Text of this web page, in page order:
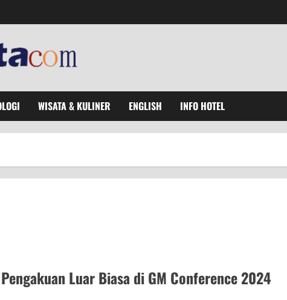
WISATA & KULINER ENGLISH INFO HOTEL
Luar Biasa di GM Conference 2024